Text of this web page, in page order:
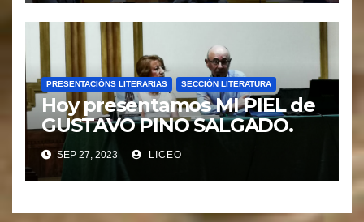
PRESENTACIÓNS LITERARIAS SECCIÓN LITERATURA
Hoy presentamos MI PIEL de
GUSTAVO PINO SALGADO.
SEP 27, 2023 LICEO